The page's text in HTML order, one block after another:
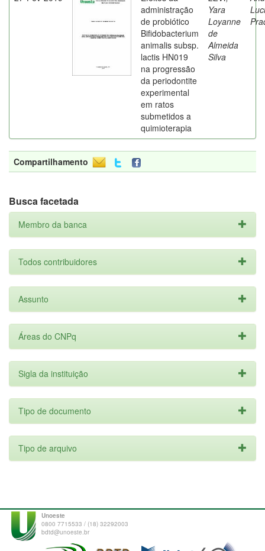
administração
de probiótico
Bifidobacterium
animalis subsp.
lactis HN019
na progressão
da periodontite
experimental
em ratos
submetidos a
quimioterapia
Yara
Loyanne
de
Almeida
Silva
Compartilhamento
Busca facetada
Membro da banca
Todos contribuidores
Assunto
Áreas do CNPq
Sigla da instituição
Tipo de documento
Tipo de arquivo
Unoeste
0800 7715533 / (18) 32292003
bdtd@unoeste.br